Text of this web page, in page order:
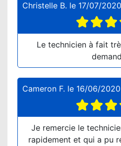
Christelle B. le 17/07/2020
Le technicien à fait
Cameron F. le 16/06/2020
Je remercie le
rapidement et qui a pu